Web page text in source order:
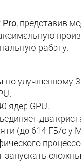
Pro, представив
работу.
по улучшенному
ядер GPU.
два
(до 614 ГБ/с у
запускать